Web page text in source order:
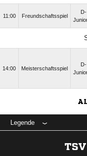
11:00 Freundschaftsspiel
D-
14:00 Meisterschaftsspiel
D-
Legende